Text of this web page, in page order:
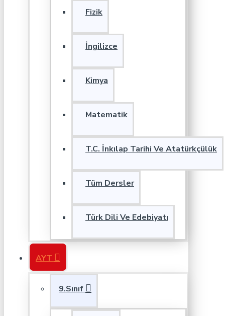
Fizik
İngilizce
Kimya
Matematik
T.C. İnkılap Tarihi Ve Atatürkçülük
Tüm Dersler
Türk Dili Ve Edebiyatı
AYT
9.Sınıf